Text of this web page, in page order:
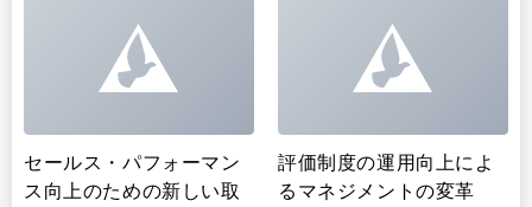
セールス・パフォーマン
ス向上のための新しい取
評価制度の運用向上によ
るマネジメントの変革